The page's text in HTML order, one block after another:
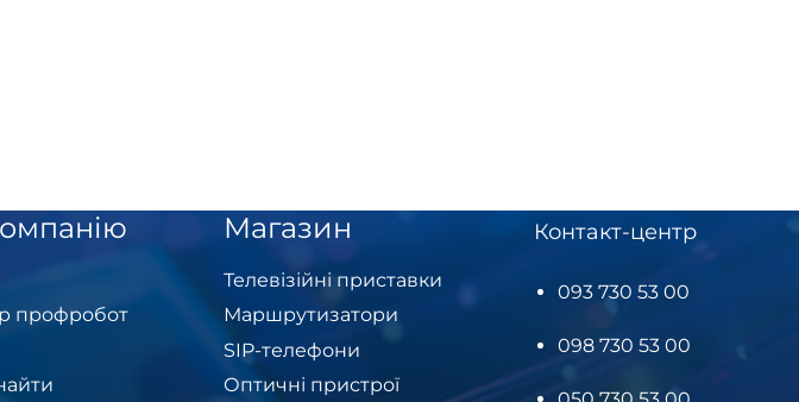
профробот
Магазин
Телевізійні приставки
Маршрутизатори
SIP-телефони
Оптичні пристрої
Контакт-центр
093 730 53 00
098 730 53 00